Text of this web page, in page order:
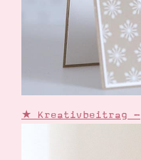
★ Kreativbeitrag -